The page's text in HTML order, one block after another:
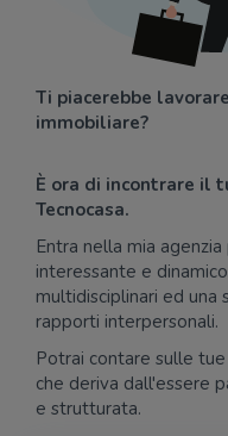
Ti piacerebbe
immobiliare?
È ora di incontrare il
Tecnocasa.
Entra nella mia
interessante e
multidisciplinari ed una
rapporti interpersonali.
Potrai contare sulle
che deriva dall'essere
e strutturata.